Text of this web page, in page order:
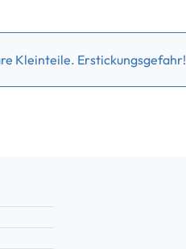
Kleinteile. Erstickungsgefahr!